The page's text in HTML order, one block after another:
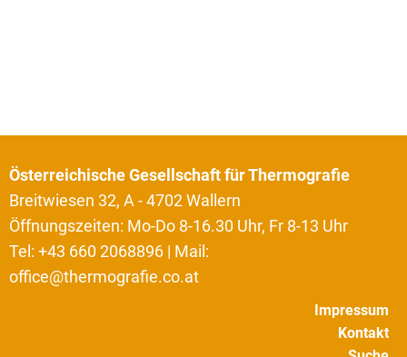
Österreichische Gesellschaft für Thermografie
Breitwiesen 32, A - 4702 Wallern
Öffnungszeiten: Mo-Do 8-16.30 Uhr, Fr 8-13 Uhr
Tel: +43 660 2068896 | Mail:
office@thermografie.co.at
Impressum
Kontakt